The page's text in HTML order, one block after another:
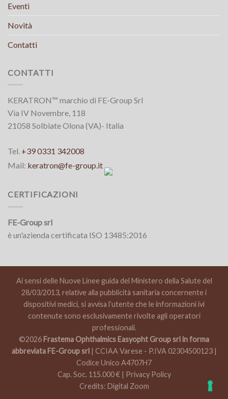
Eventi
Novità
Contatti
CONTATTI
KERATRON™ marchio di FE-Group Srl
Via IV Novembre, 118
21058 Solbiate Olona (VA)- Italia
Tel. +39 0331 342008
Mail: keratron@fe-group.it
CERTIFICAZIONI
FE-Group srl
è un'azienda certificata ISO 13485:2016
Ai sensi delle Nuove Linee guida del Ministero della Salute del
28/03/2013, relative alla pubblicità sanitaria concernente i
dispositivi medici, si avvisa l’utente che le informazioni ivi
contenute sono esclusivamente rivolte agli operatori
professionali.
©2026 Frastema Ophthalmics Easyopht Group srl in forma
abbreviata FE-Group srl | CCIAA Varese - P.IVA 02304500123 |
Codice Unico A4707H7
Cap. Soc. 115.000 € | Privacy Policy
Credits: Digital Zoom